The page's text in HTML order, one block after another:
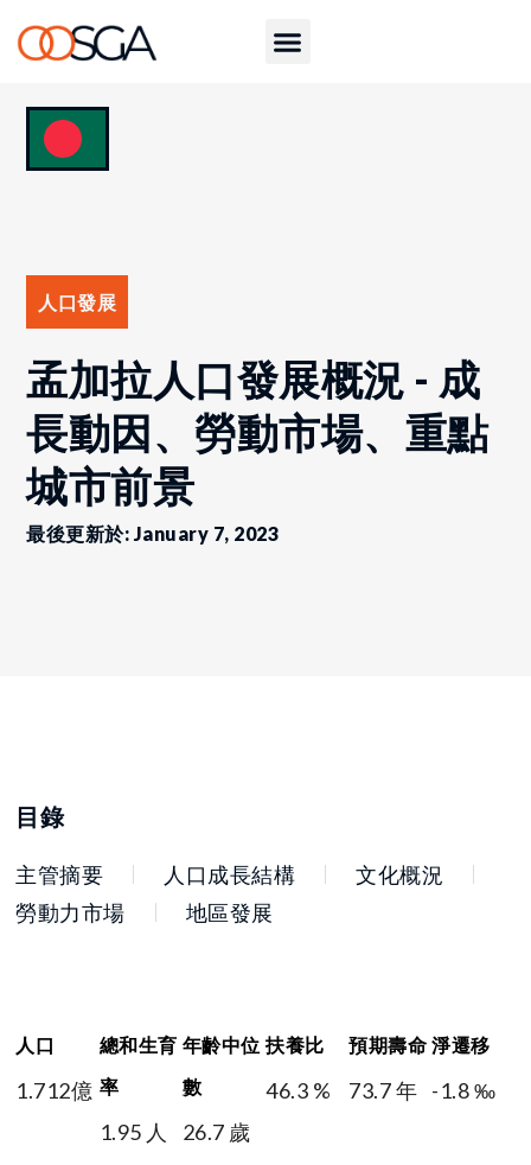
人口發展
孟加拉人口發展概況 - 成
長動因、勞動市場、重點
城市前景
最後更新於: January 7, 2023
目錄
主管摘要 人口成長結構
文化概況
勞動力市場
地區發展
人口
1.712億
總和生育
率
1.95 人
年齡中位
數
26.7 歲
扶養比
46.3 %
預期壽命
73.7 年
淨遷移
-1.8 ‰